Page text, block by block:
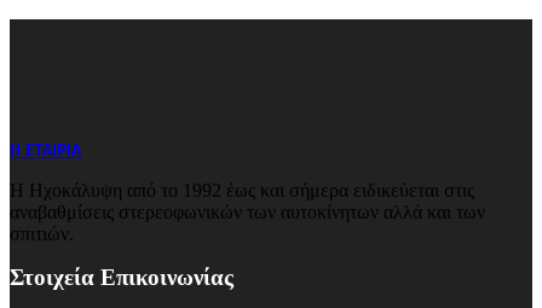
Η ΕΤΑΙΡΙΑ
Η Ηχοκάλυψη από το 1992 έως και σήμερα ειδικεύεται στις
αναβαθμίσεις στερεοφωνικών των αυτοκίνητων αλλά και των
σπιτιών.
Στοιχεία Επικοινωνίας